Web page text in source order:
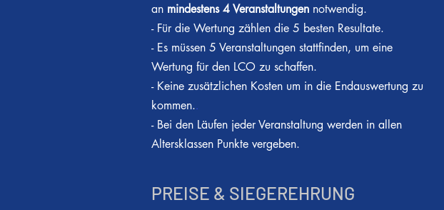
an mindestens 4 Veranstaltungen notwendig.
- Für die Wertung zählen die 5 besten Resultate.
- Es müssen 5 Veranstaltungen stattfinden, um eine
Wertung für den LCO zu schaffen.
- Keine zusätzlichen Kosten um in die Endauswertung zu
kommen..
- Bei den Läufen jeder Veranstaltung werden in allen
Altersklassen Punkte vergeben.
PREISE & SIEGEREHRUNG